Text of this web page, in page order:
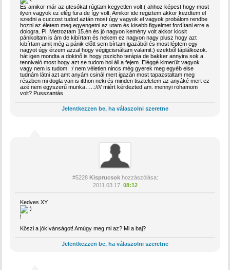
És amikor már az utcsókat rúgtam kegyetlen volt:( ahhoz képest hogy most
ilyen vagyok ez elég fura de így volt. Amikor ide regiztem akkor kezdtem el
szedni a cuccost tudod aztán most úgy vagyok el vagyok probálom rendbe
hozni az életem meg egyengetni az utam és kisebb figyelmet fordítani erre a
dologra. Pl. Metroztam 15.én és jó nagyon kemény volt akkor kicsit
pánikoltam is ám de kibírtam és nekem ez nagyon nagy plusz hogy azt
kibírtam amit még a pánik előtt sem bírtam igazából és most léptem egy
nagyot úgy érzem azzal hogy végigcisnáltam valamit:) ezekből táplálkozok.
hát igen mondta a dokinő is hogy pszicho terápia de bakker annyira sok a
tennivaló most hogy azt se tudom hol áll a fejem. Eléggé kimerült vagyok
vagy nem is tudom. :/ nem véletlen nincs még gyerek meg egyéb else
tudnám látni azt amt anyám csinál mert igazán most tapazstaltam meg
részben mi dogla van is itthon neki és minden tiszteletem az anyáké mert ez
azé nem egyszerű munka…..://// miért kérdezted am. mennyi rohamom
volt? Pusszantás
Jelentkezzen be, ha válaszolni szeretne
#5228 Kisprucsokhozzászólása:
2011.03.17. 08:12
Kedves XY
!
Köszi a jókívánságot! Amúgy meg mi az? Mi a baj?
Jelentkezzen be, ha válaszolni szeretne